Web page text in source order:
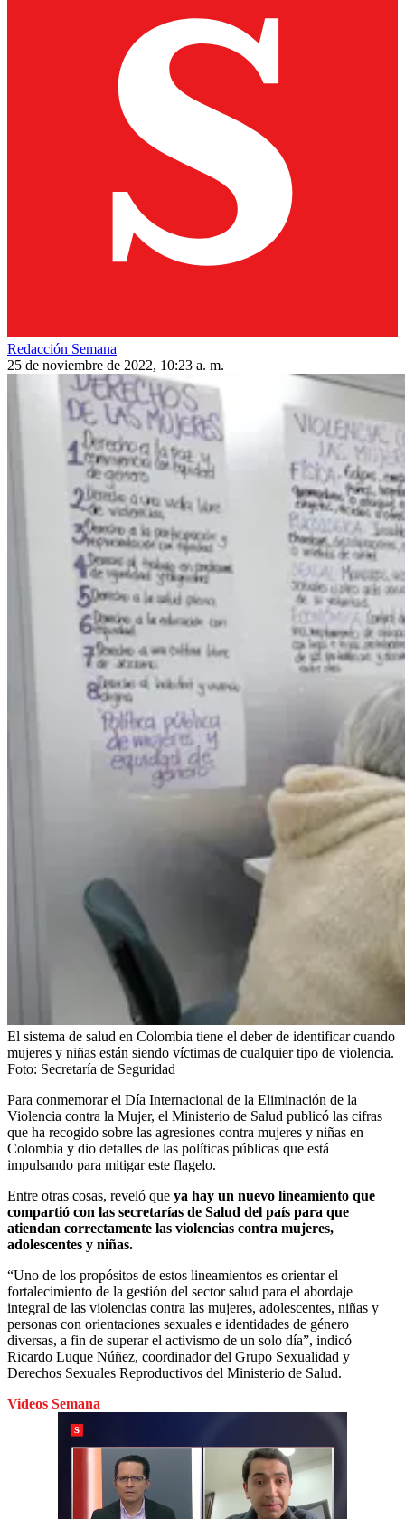
Redacción Semana
25 de noviembre de 2022, 10:23 a. m.
El sistema de salud en Colombia tiene el deber de identificar cuando
mujeres y niñas están siendo víctimas de cualquier tipo de violencia.
Foto: Secretaría de Seguridad
Para conmemorar el Día Internacional de la Eliminación de la
Violencia contra la Mujer, el Ministerio de Salud publicó las cifras
que ha recogido sobre las agresiones contra mujeres y niñas en
Colombia y dio detalles de las políticas públicas que está
impulsando para mitigar este flagelo.
Entre otras cosas, reveló que ya hay un nuevo lineamiento que
compartió con las secretarías de Salud del país para que
atiendan correctamente las violencias contra mujeres,
adolescentes y niñas.
“Uno de los propósitos de estos lineamientos es orientar el
fortalecimiento de la gestión del sector salud para el abordaje
integral de las violencias contra las mujeres, adolescentes, niñas y
personas con orientaciones sexuales e identidades de género
diversas, a fin de superar el activismo de un solo día”, indicó
Ricardo Luque Núñez, coordinador del Grupo Sexualidad y
Derechos Sexuales Reproductivos del Ministerio de Salud.
Videos Semana